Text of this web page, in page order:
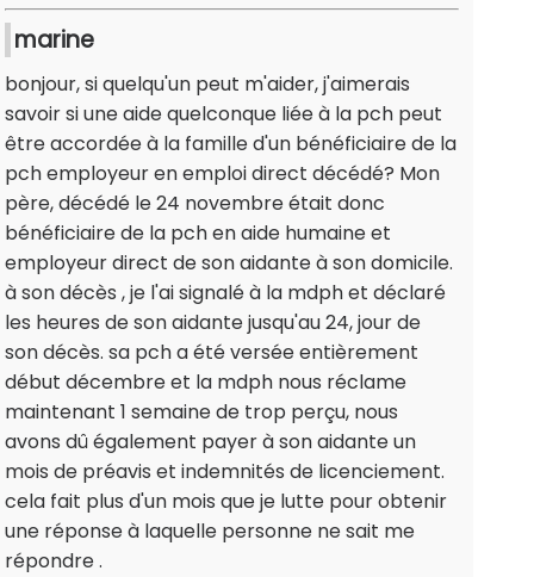
marine
bonjour, si quelqu'un peut m'aider, j'aimerais
savoir si une aide quelconque liée à la pch peut
être accordée à la famille d'un bénéficiaire de la
pch employeur en emploi direct décédé? Mon
père, décédé le 24 novembre était donc
bénéficiaire de la pch en aide humaine et
employeur direct de son aidante à son domicile.
à son décès , je l'ai signalé à la mdph et déclaré
les heures de son aidante jusqu'au 24, jour de
son décès. sa pch a été versée entièrement
début décembre et la mdph nous réclame
maintenant 1 semaine de trop perçu, nous
avons dû également payer à son aidante un
mois de préavis et indemnités de licenciement.
cela fait plus d'un mois que je lutte pour obtenir
une réponse à laquelle personne ne sait me
répondre .